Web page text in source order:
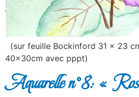
(sur feuille Bockinford 31 x 23
40x30cm avec pppt)
Aquarelle n°8: «